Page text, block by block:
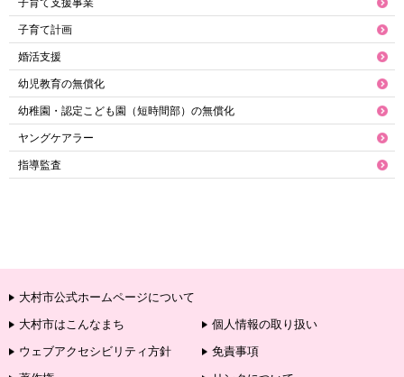
子育て支援事業
子育て計画
婚活支援
幼児教育の無償化
幼稚園・認定こども園（短時間部）の無償化
ヤングケアラー
指導監査
大村市公式ホームページについて
大村市はこんなまち
個人情報の取り扱い
ウェブアクセシビリティ方針
免責事項